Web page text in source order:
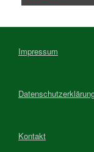
Impressum
Kontakt